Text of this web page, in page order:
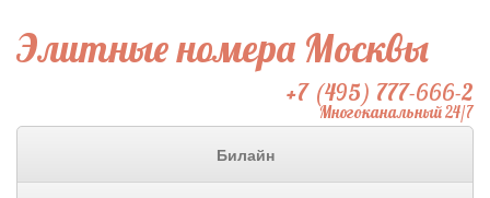
Элитные номера Москвы
+7 (495) 777-666-2
Многоканальный 24/7
Билайн